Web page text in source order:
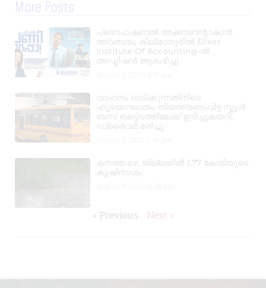
More Posts
പ്രൊഫഷണൽ അക്കൗണ്ടന്റാകാൻ
അവസരം; കിലിമാനൂരിൽ Elixer
Institute Of Accounting-ൽ
അഡ്മിഷൻ ആരംഭിച്ചു
വാഹനം ഓടിക്കുന്നതിനിടെ
ഹൃദയാഘാതം; നിയന്ത്രണംവിട്ട സ്കൂൾ
ബസ് കെട്ടിടത്തിലേക്ക് ഇടിച്ചുകയറി,
ഡ്രൈവർ മരിച്ചു
കനത്ത മഴ: ജില്ലയിൽ 1.77 കോടിയുടെ
കൃഷിനാശം
« Previous Next »